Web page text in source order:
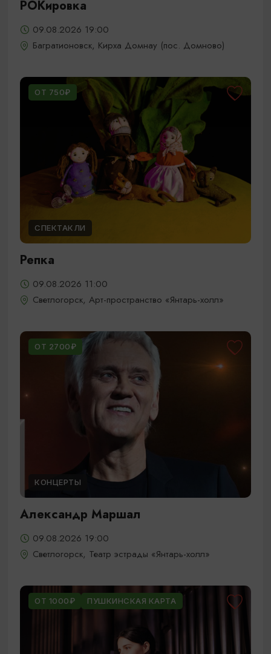
РОКировка
09.08.2026 19:00
Багратионовск, Кирха Домнау (пос. Домново)
ОТ 750₽
СПЕКТАКЛИ
Репка
09.08.2026 11:00
Светлогорск, Арт-пространство «Янтарь-холл»
ОТ 2700₽
КОНЦЕРТЫ
Александр Маршал
09.08.2026 19:00
Светлогорск, Театр эстрады «Янтарь-холл»
ОТ 1000₽ ПУШКИНСКАЯ КАРТА